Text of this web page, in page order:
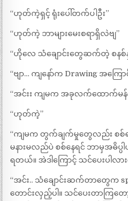
“ဟုတ်ကဲ့ရှင့် ရုံးပေါ်တက်ပါဦး”
“ဟုတ်ကဲ့ ဘာများမေးစရာရှိလဲဗျ”
“ဟိုလေ သံချောင်းတွေဆက်တဲ့ စန
“ဗျာ… ကျနော်က Drawing အကြေ
“အင်းး ကျမက အခုလက်ထောက်မန်နေဂ
“ဟုတ်ကဲ့”
“ကျမက တွက်ချက်မှုတွေလည်း စစ်
မနားမလည်ပဲ စစ်နေရင် ဘာမှအဓိ
ရတယ်။ အဲဒါကြောင့် သင်ပေးပါလား
“အင်း.. သံချောင်းဆက်တာတွေက
တောင်းလှည့်ပါ။ သင်ပေးတာကြတေ